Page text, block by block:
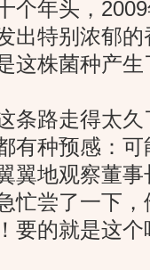
年头，2009
出特别浓郁
这株菌种产
路走得太久
有种预感：
翼地观察董
忙尝了一下
要的就是这